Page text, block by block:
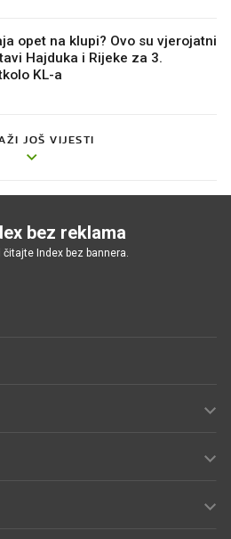
opet na klupi? Ovo su vjerojatni
Hajduka i Rijeke za 3.
KL-a
JOŠ VIJESTI
bez reklama
Index bez bannera.